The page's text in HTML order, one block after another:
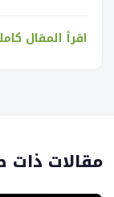
اقرأ المقال
مقالات ذات